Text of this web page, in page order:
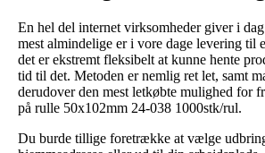
En hel del internet virksomheder giver i
mest almindelige er i vore dage levering til
det er ekstremt fleksibelt at kunne hente
tid til det. Metoden er nemlig ret let, samt
derudover den mest letkøbte mulighed for
på rulle 50x102mm 24-038 1000stk/rul.
Du burde tillige foretrække at vælge